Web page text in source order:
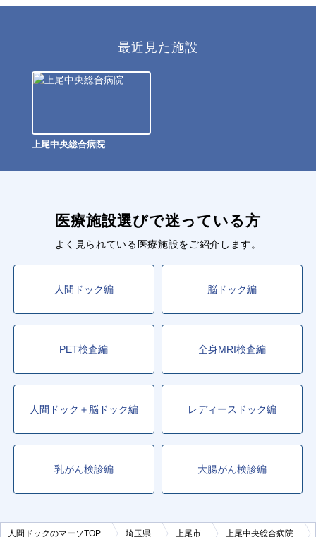
最近見た施設
上尾中央総合病院
医療施設選びで迷っている方
よく見られている医療施設をご紹介します。
人間ドック編 脳ドック編
PET検査編 全身MRI検査編
人間ドック＋脳ドック編 レディースドック編
乳がん検診編 大腸がん検診編
人間ドックのマーソTOP 埼玉県 上尾市 上尾中央総合病院